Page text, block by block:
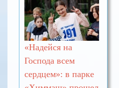
«Надейся на
Господа всем
сердцем»: в парке